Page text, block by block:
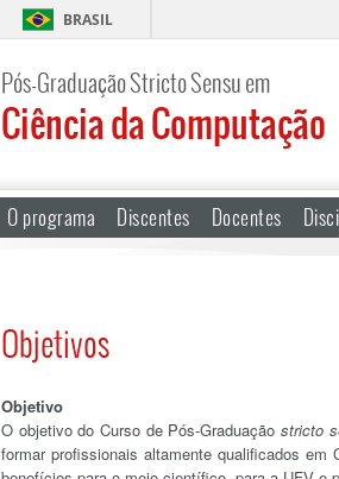
BRASIL
Pós-Graduação Stricto Sensu em
Ciência da Computação
O programa Discentes Docentes
Objetivos
Objetivo
O objetivo do Curso de Pós-Graduação stricto
formar profissionais altamente qualificados em